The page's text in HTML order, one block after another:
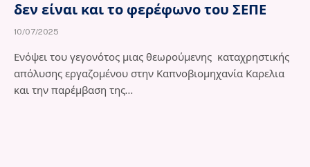
δεν είναι και το φερέφωνο του ΣΕΠΕ
10/07/2025
Ενόψει του γεγονότος μιας θεωρούμενης καταχρηστικής
απόλυσης εργαζομένου στην Καπνοβιομηχανία Καρελια
και την παρέμβαση της…